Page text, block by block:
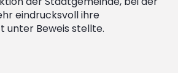
eindrucksvoll ihre
unter Beweis stellte.